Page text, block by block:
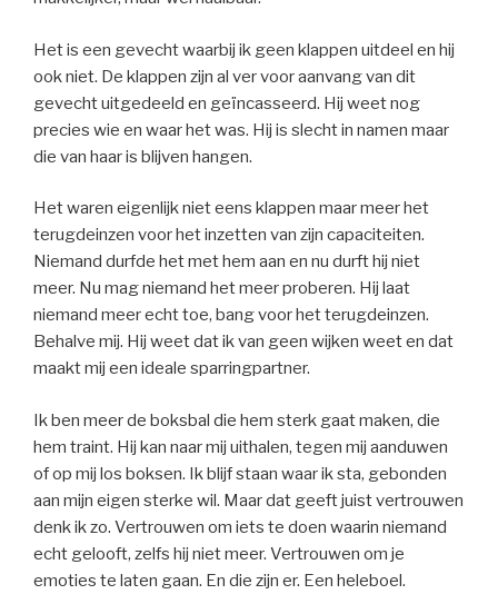
Het is een gevecht waarbij ik geen klappen uitdeel en hij
ook niet. De klappen zijn al ver voor aanvang van dit
gevecht uitgedeeld en geïncasseerd. Hij weet nog
precies wie en waar het was. Hij is slecht in namen maar
die van haar is blijven hangen.
Het waren eigenlijk niet eens klappen maar meer het
terugdeinzen voor het inzetten van zijn capaciteiten.
Niemand durfde het met hem aan en nu durft hij niet
meer. Nu mag niemand het meer proberen. Hij laat
niemand meer echt toe, bang voor het terugdeinzen.
Behalve mij. Hij weet dat ik van geen wijken weet en dat
maakt mij een ideale sparringpartner.
Ik ben meer de boksbal die hem sterk gaat maken, die
hem traint. Hij kan naar mij uithalen, tegen mij aanduwen
of op mij los boksen. Ik blijf staan waar ik sta, gebonden
aan mijn eigen sterke wil. Maar dat geeft juist vertrouwen
denk ik zo. Vertrouwen om iets te doen waarin niemand
echt gelooft, zelfs hij niet meer. Vertrouwen om je
emoties te laten gaan. En die zijn er. Een heleboel.